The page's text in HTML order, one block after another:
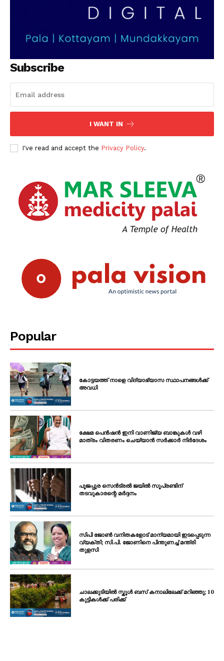
PALA VISION
Contact us
Subscription Plans
Grievance Redressal
Subscribe
I WANT IN
I've read and accept the Privacy Policy.
Popular
കോട്ടയത്ത് നാളെ വിദ്യാഭ്യാസ സ്ഥാപനങ്ങൾക്ക്
അവധി
ക്ഷേമ പെൻഷൻ ഇനി വാണിജ്യ ബാങ്കുകൾ വഴി
മാത്രം വിതരണം ചെയ്യാൻ സർക്കാർ നിർദേശം
പൂജപ്പുര സെൻട്രൽ ജയിൽ സൂപ്രണ്ടിന്
തടവുകാരന്റെ മർദ്ദനം
സിപി ജോൺ വനിതകളോട് മാന്യമായി ഇടപ്പെടുന്ന
വ്യക്തി; സി.പി. ജോണിനെ പിന്തുണച്ച് മന്ത്രി
തുളസി
ചാലക്കുടിയിൽ സ്കൂൾ ബസ് കനാലിലേക്ക് മറിഞ്ഞു; 10
കുട്ടികൾക്ക് പരിക്ക്